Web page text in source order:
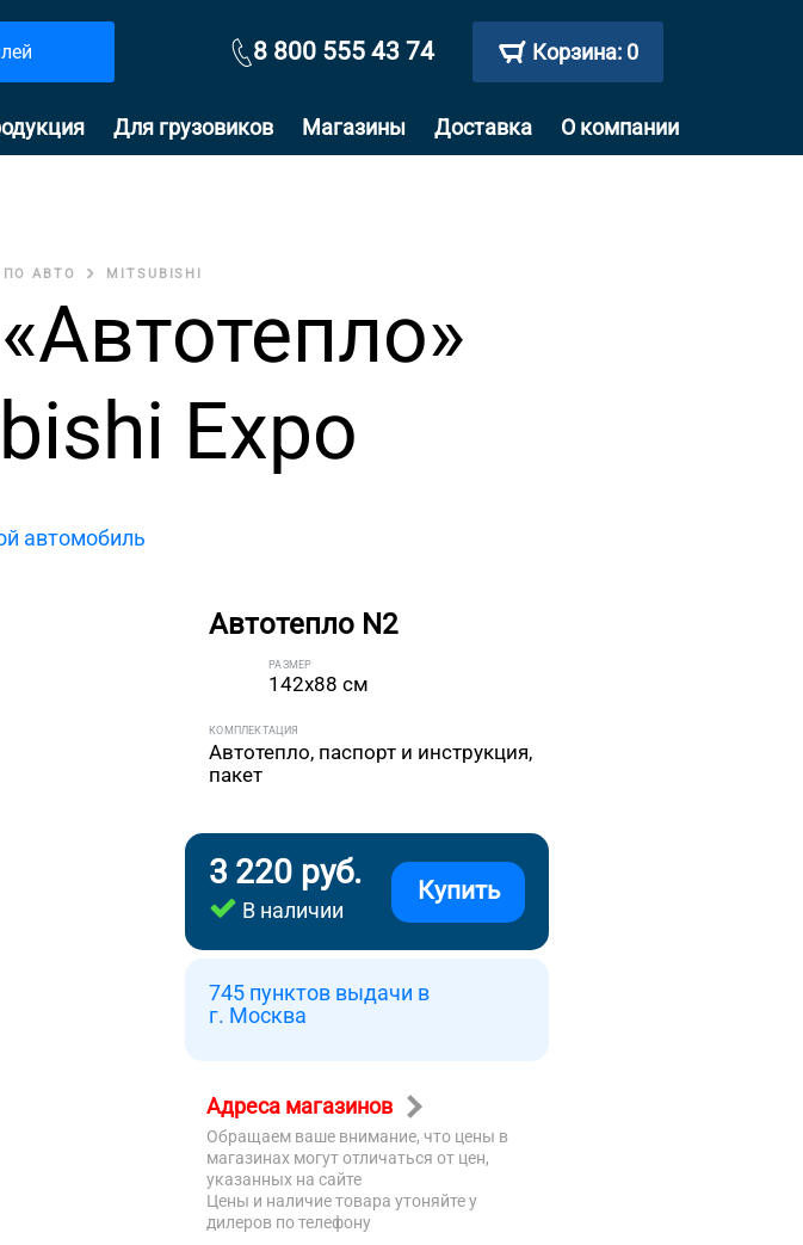
8 800 555 43 74 Корзина: 0
Для грузовиков Магазины Доставка О компании
АВТО MITSUBISHI
Expo
автомобиль
Автотепло N2
РАЗМЕР
142x88 см
КОМПЛЕКТАЦИЯ
Автотепло, паспорт и инструкция,
пакет
3 220 руб.
В наличии
Купить
745 пунктов выдачи в
г. Москва
Адреса магазинов
Обращаем ваше внимание, что цены в
магазинах могут отличаться от цен,
указанных на сайте
Цены и наличие товара утоняйте у
дилеров по телефону